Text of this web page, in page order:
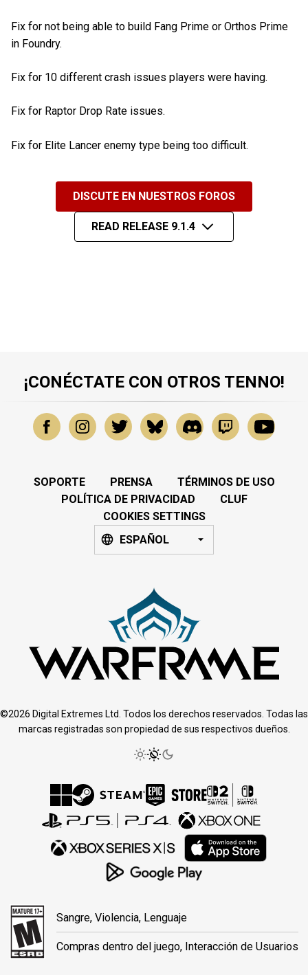
Fix for not being able to build Fang Prime or Orthos Prime
in Foundry.
Fix for 10 different crash issues players were having.
Fix for Raptor Drop Rate issues.
Fix for Elite Lancer enemy type being too difficult.
DISCUTE EN NUESTROS FOROS
READ RELEASE 9.1.4
¡CONÉCTATE CON OTROS TENNO!
SOPORTE PRENSA
TÉRMINOS DE USO
POLÍTICA DE PRIVACIDAD
CLUF
COOKIES SETTINGS
ESPAÑOL
©2026 Digital Extremes Ltd. Todos los derechos reservados. Todas las
marcas registradas son propiedad de sus respectivos dueños.
Sangre, Violencia, Lenguaje
Compras dentro del juego, Interacción de Usuarios